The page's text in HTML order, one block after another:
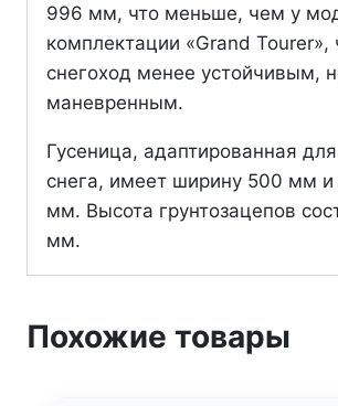
996 мм, что меньше, чем у
комплектации «Grand Tourer»,
снегоход менее устойчивым,
маневренным.
Гусеница, адаптированная для
снега, имеет ширину 500 мм
мм. Высота грунтозацепов
мм.
Похожие товары